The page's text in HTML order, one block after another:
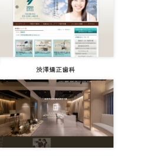
渋澤矯正歯科